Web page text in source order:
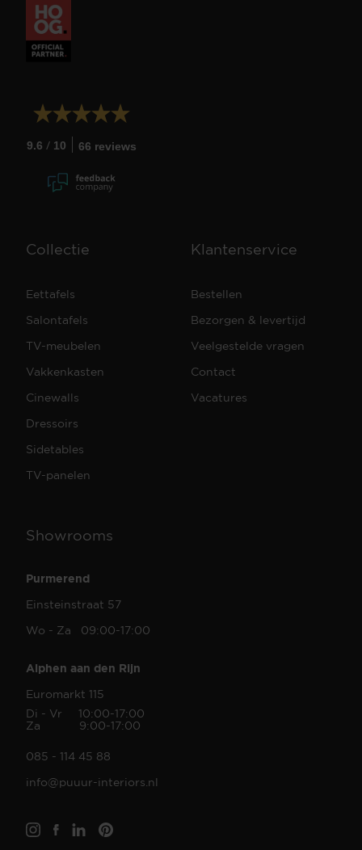
9.6 / 10 66 reviews
Collectie
Eettafels
Salontafels
TV-meubelen
Vakkenkasten
Cinewalls
Dressoirs
Sidetables
TV-panelen
Klantenservice
Bestellen
Bezorgen & levertijd
Veelgestelde vragen
Contact
Vacatures
Showrooms
Purmerend
Einsteinstraat 57
Wo - Za 09:00-17:00
Alphen aan den Rijn
Euromarkt 115
Di - Vr 10:00-17:00
Za 9:00-17:00
085 - 114 45 88
info@puuur-interiors.nl